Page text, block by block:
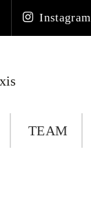
Instagram
TEAM